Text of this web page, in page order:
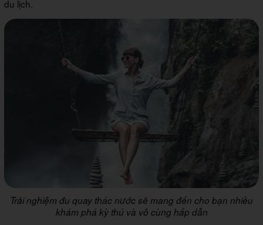
du lịch.
Trải nghiệm đu quay thác nước sẽ mang đến cho bạn nhiều
khám phá kỳ thú và vô cùng hấp dẫn